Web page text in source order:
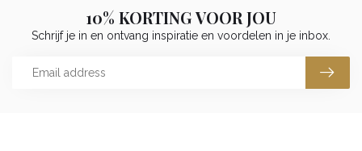
10% KORTING VOOR JOU
Schrijf je in en ontvang inspiratie en voordelen in je inbox.